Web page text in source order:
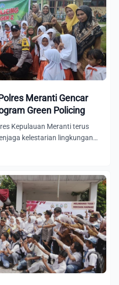
Meranti Gencar
Green Policing
Kepulauan Meranti terus
kelestarian lingkungan